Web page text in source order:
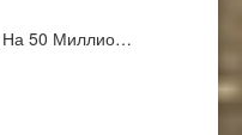
На 50 Миллио…